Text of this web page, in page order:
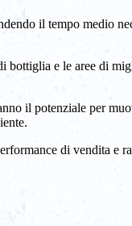
il tempo medio
e le aree di
il potenziale per
di vendita e